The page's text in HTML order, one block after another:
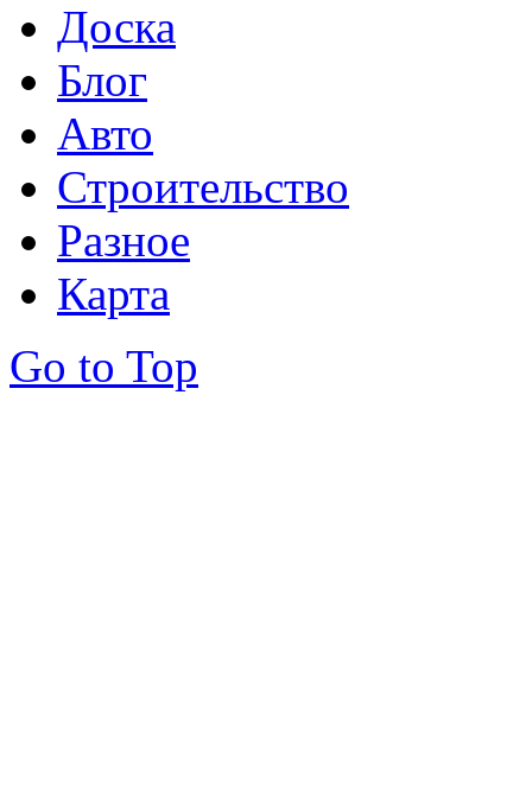
Доска
Блог
Авто
Строительство
Разное
Карта
Go to Top